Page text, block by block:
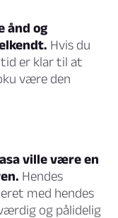
ånd og
Hvis du
er klar til at
være den
ville være en
Hendes
med hendes
og pålidelig